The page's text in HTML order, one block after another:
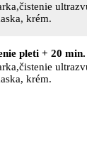
krém.
pleti + 20
krém.